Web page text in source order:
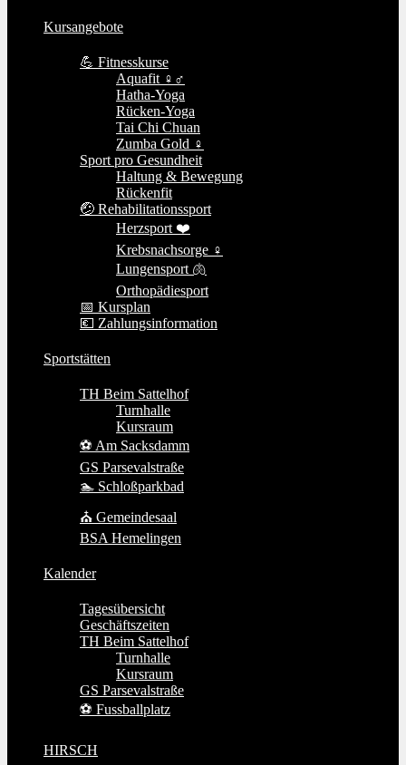
Kursangebote
💪 Fitnesskurse
Aquafit ♀♂
Hatha-Yoga
Rücken-Yoga
Tai Chi Chuan
Zumba Gold ♀
Sport pro Gesundheit
Haltung & Bewegung
Rückenfit
🤕 Rehabilitationssport
Herzsport ❤️
Krebsnachsorge ♀
Lungensport 🫁
Orthopädiesport
📅 Kursplan
💶 Zahlungsinformation
Sportstätten
TH Beim Sattelhof
Turnhalle
Kursraum
⚽ Am Sacksdamm
GS Parsevalstraße
🏊 Schloßparkbad
⛪ Gemeindesaal
BSA Hemelingen
Kalender
Tagesübersicht
Geschäftszeiten
TH Beim Sattelhof
Turnhalle
Kursraum
GS Parsevalstraße
⚽ Fussballplatz
HIRSCH